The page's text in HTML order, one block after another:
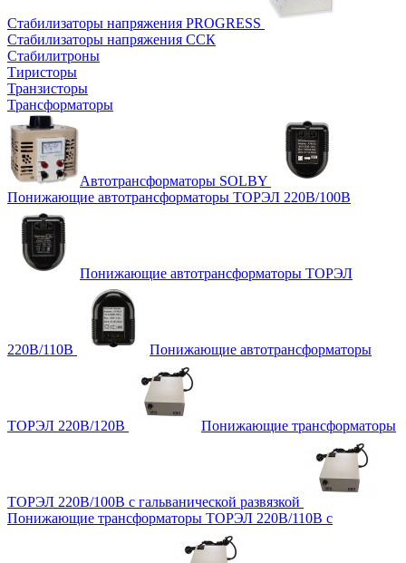
Стабилизаторы напряжения PROGRESS
Стабилизаторы напряжения ССК
Стабилитроны
Тиристоры
Транзисторы
Трансформаторы
Автотрансформаторы SOLBY
Понижающие автотрансформаторы ТОРЭЛ 220В/100В
Понижающие автотрансформаторы ТОРЭЛ
220В/110В Понижающие автотрансформаторы
ТОРЭЛ 220В/120В Понижающие трансформаторы
ТОРЭЛ 220В/100В с гальванической развязкой
Понижающие трансформаторы ТОРЭЛ 220В/110В с